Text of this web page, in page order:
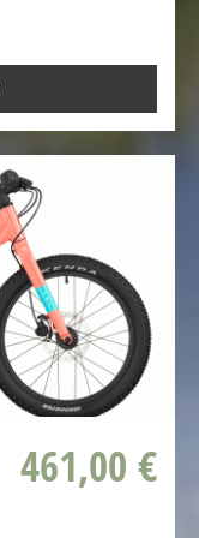
461,00 €